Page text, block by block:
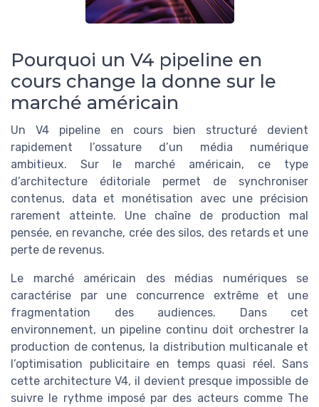
Pourquoi un V4 pipeline en
cours change la donne sur le
marché américain
Un V4 pipeline en cours bien structuré devient
rapidement l’ossature d’un média numérique
ambitieux. Sur le marché américain, ce type
d’architecture éditoriale permet de synchroniser
contenus, data et monétisation avec une précision
rarement atteinte. Une chaîne de production mal
pensée, en revanche, crée des silos, des retards et une
perte de revenus.
Le marché américain des médias numériques se
caractérise par une concurrence extrême et une
fragmentation des audiences. Dans cet
environnement, un pipeline continu doit orchestrer la
production de contenus, la distribution multicanale et
l’optimisation publicitaire en temps quasi réel. Sans
cette architecture V4, il devient presque impossible de
suivre le rythme imposé par des acteurs comme The